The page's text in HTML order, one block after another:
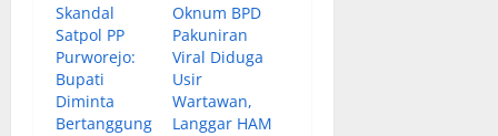
Skandal
Satpol PP
Purworejo:
Bupati
Diminta
Bertanggung
Oknum BPD
Pakuniran
Viral Diduga
Usir
Wartawan,
Langgar HAM